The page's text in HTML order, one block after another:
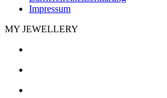
Impressum
MY JEWELLERY